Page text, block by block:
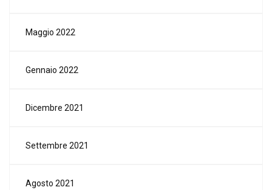
Maggio 2022
Gennaio 2022
Dicembre 2021
Settembre 2021
Agosto 2021